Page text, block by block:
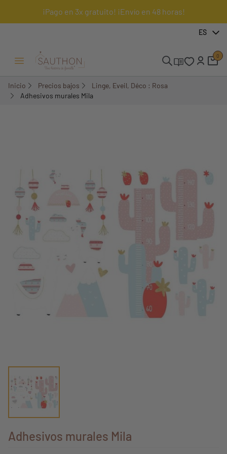
¡Pago en 3x gratuito! ¡Envío en 48 horas!
ES
Menú Abrir/Cerrar
0
Inicio Precios bajos
Linge, Eveil, Déco : Rosa
Adhesivos murales Mila
Adhesivos murales Mila